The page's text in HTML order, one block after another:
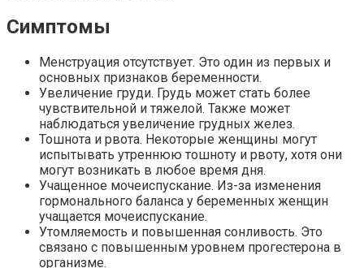
Симптомы
Менструация отсутствует. Это один из первых и
основных признаков беременности.
Увеличение груди. Грудь может стать более
чувствительной и тяжелой. Также может
наблюдаться увеличение грудных желез.
Тошнота и рвота. Некоторые женщины могут
испытывать утреннюю тошноту и рвоту, хотя они
могут возникать в любое время дня.
Учащенное мочеиспускание. Из-за изменения
гормонального баланса у беременных женщин
учащается мочеиспускание.
Утомляемость и повышенная сонливость. Это
связано с повышенным уровнем прогестерона в
организме.